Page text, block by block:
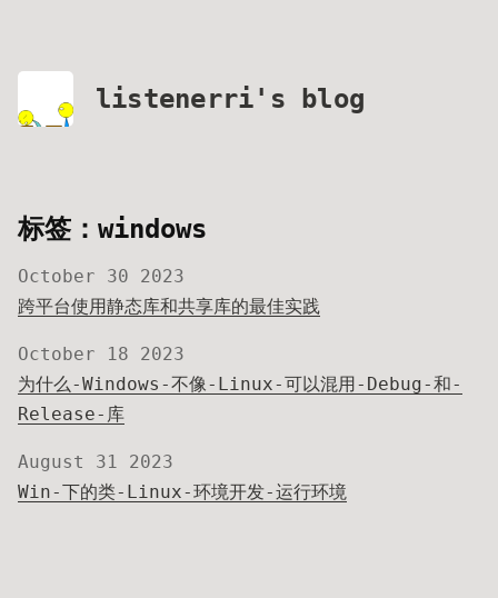
listenerri's blog
标签：windows
October 30 2023
跨平台使用静态库和共享库的最佳实践
October 18 2023
为什么-Windows-不像-Linux-可以混用-Debug-和-
Release-库
August 31 2023
Win-下的类-Linux-环境开发-运行环境